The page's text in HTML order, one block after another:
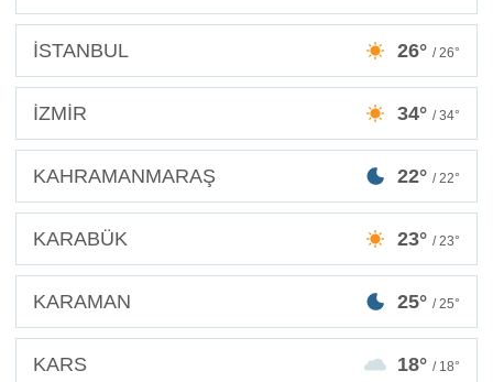
İSTANBUL 26° / 26°
İZMİR 34° / 34°
KAHRAMANMARAŞ 22° / 22°
KARABÜK 23° / 23°
KARAMAN 25° / 25°
KARS 18° / 18°